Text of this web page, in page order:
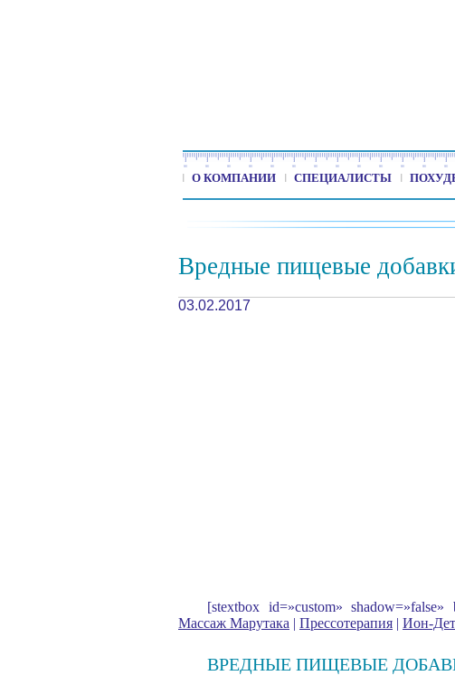
О КОМПАНИИ СПЕЦИАЛИСТЫ
Вредные пищевые
03.02.2017
[stextbox id=»custom»
Массаж Марутака | Прессотерапия | Ион-
ВРЕДНЫЕ ПИЩЕВЫЕ